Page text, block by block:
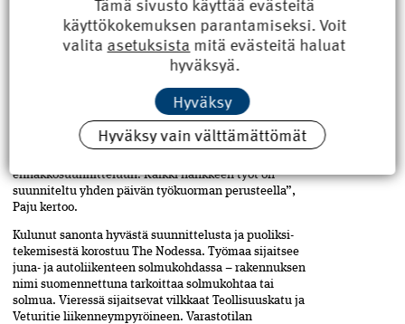
AHTAUS VAATII TAHTIA
Työmaa on tähän mennessä sujunut alkuperäisen ­
aikataulun mukaan. Se ei ole vaatinut ihmeitä,
”Runkoa varten on aikataulutettu realistisesti
säähäiriövaraus, joka perustuu alueen tuuli- ja
pakkastilastoihin. Kaikki toteutuneet säähäiriöt on
saatu tuotantonopeudella ajettua kiinni. Olemme
ennakkosuunnitteluun. Kaikki hankkeen työt on
suunniteltu yhden päivän työkuorman perusteella”,
Paju kertoo.
Kulunut sanonta hyvästä suunnittelusta ja puoliksi­
tekemisestä korostuu The Nodessa. Työmaa sijaitsee
juna- ja autoliikenteen solmukohdassa – rakennuksen
nimi suomennettuna tarkoittaa solmukohtaa tai
solmua. Vieressä sijaitsevat vilkkaat Teollisuuskatu ja
Veturitie liikenneympyröineen. Varastotilan
käyttökokemuksen parantamiseksi. Voit
valita asetuksista mitä evästeitä haluat
hyväksyä.
Hyväksy
Hyväksy vain välttämättömät